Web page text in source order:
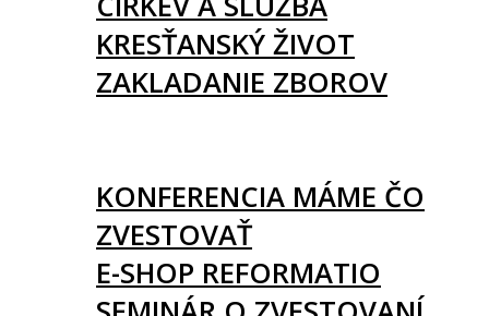
KRESŤANSKÝ ŽIVOT
ZAKLADANIE ZBOROV
KONFERENCIA MÁME ČO
ZVESTOVAŤ
E-SHOP REFORMATIO